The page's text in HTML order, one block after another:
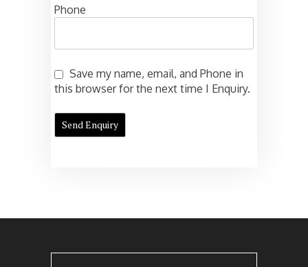
Phone
Save my name, email, and Phone in
this browser for the next time I Enquiry.